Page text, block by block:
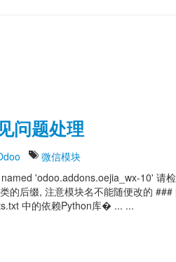
问题处理
微信模块
'odoo.addons.oejia_wx-10' 请
的后缀, 注意模块名不能随便改的 ###
中的依赖Python库� ... ...